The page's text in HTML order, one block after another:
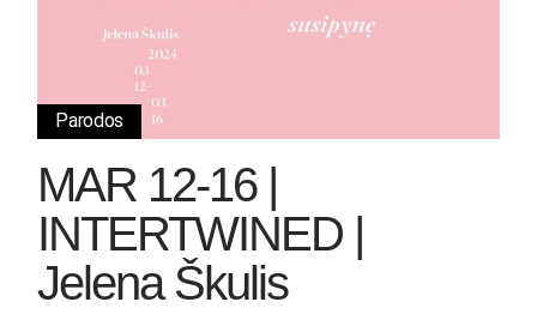
Parodos
MAR 12-16 |
INTERTWINED |
Jelena Škulis